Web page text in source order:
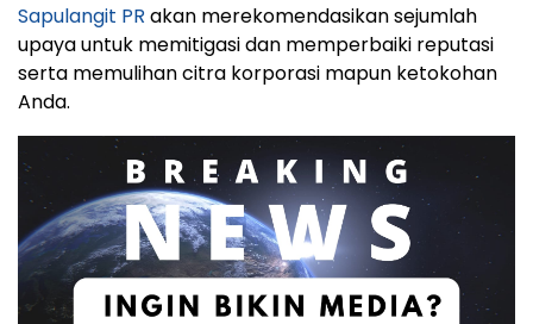
Sapulangit PR akan merekomendasikan sejumlah
upaya untuk memitigasi dan memperbaiki reputasi
serta memulihan citra korporasi mapun ketokohan
Anda.